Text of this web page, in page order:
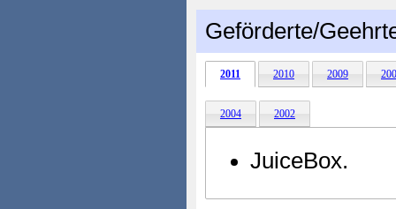
Geförderte/
2011 2010 2009
2004 2002
JuiceBox.